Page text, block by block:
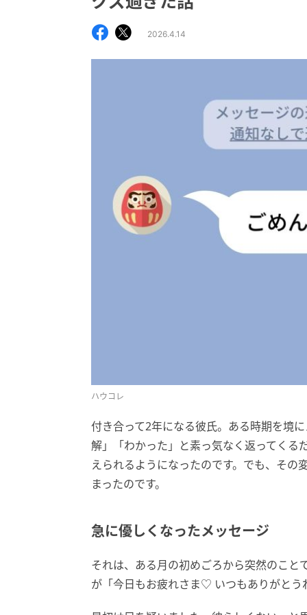
2026.4.14
ハウコレ
付き合って2年になる彼氏。ある時期を境
解」「わかった」と素っ気なく返ってく
えられるようになったのです。でも、その
まったのです。
急に優しくなったメッセージ
それは、ある月の初めごろから突然のこ
が「今日もお疲れさま♡ いつもありがと